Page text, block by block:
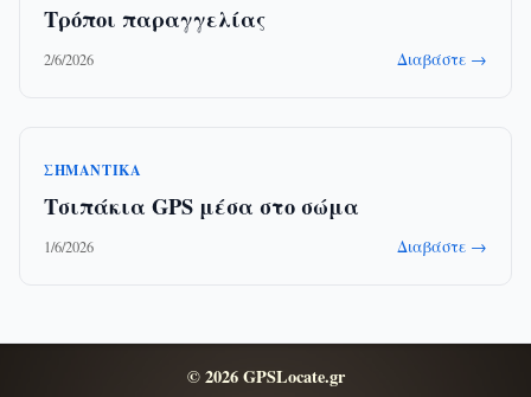
Τρόποι παραγγελίας
2/6/2026 Διαβάστε →
ΣΗΜΑΝΤΙΚΆ
Τσιπάκια GPS μέσα στο σώμα
1/6/2026 Διαβάστε →
© 2026 GPSLocate.gr